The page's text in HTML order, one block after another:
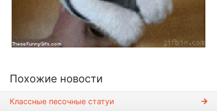
Похожие новости
Классные песочные статуи